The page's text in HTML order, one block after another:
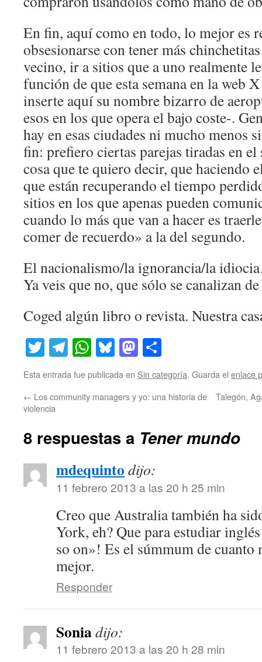
En fin, aquí como en todo, lo mejor es
obsesionarse con tener más
vecino, ir a sitios que a uno realmente
función de que esta semana en la web
inserte aquí su nombre bizarro de
esos en los que opera el bajo coste-.
hay en esas ciudades ni mucho menos
fin: prefiero ciertas parejas tiradas en
cosa que te quiero decir, que haciendo
que están recuperando el tiempo
sitios en los que apenas pueden
cuando lo más que van a hacer es
comer de recuerdo» a la del segundo.
El nacionalismo/la ignorancia/la
Ya veis que no, que sólo se canalizan
Coged algún libro o revista. Nuestra
TwitterTelegram
WhatsApp
BlueskyMastodon
Esta entrada fue publicada en Sin categoría. Guarda el enlace
← Los community managers y yo: una historia de
violencia
Talegón,
8 respuestas a Tener mundo
mdequinto dijo:
11 febrero 2013 a las 20 h 25 min
Creo que Australia también ha
York, eh? Que para estudiar
so on»! Es el súmmum de cuanto
mejor.
Responder
Soniadijo:
11 febrero 2013 a las 20 h 28 min